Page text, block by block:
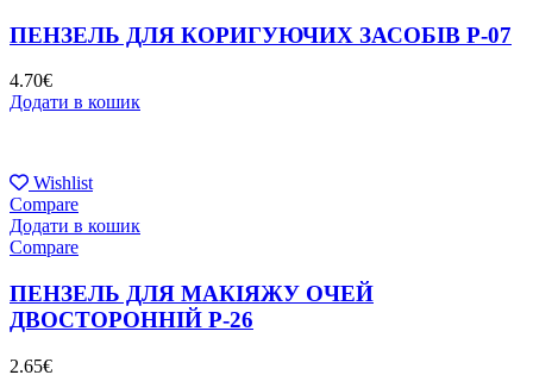
ПЕНЗЕЛЬ ДЛЯ КОРИГУЮЧИХ ЗАСОБІВ P-07
4.70€
Додати в кошик
Wishlist
Compare
Додати в кошик
Compare
ПЕНЗЕЛЬ ДЛЯ МАКІЯЖУ ОЧЕЙ
ДВОСТОРОННІЙ P-26
2.65€